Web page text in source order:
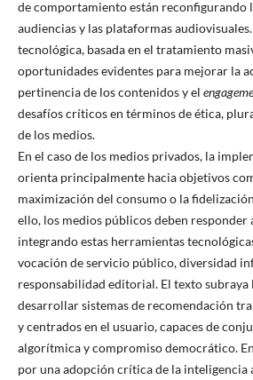
de comportamiento están reconfigurando
audiencias y las plataformas
tecnológica, basada en el tratamiento
oportunidades evidentes para mejorar la
pertinencia de los contenidos y el
desafíos críticos en términos de ética,
de los medios.
En el caso de los medios privados, la
orienta principalmente hacia objetivos
maximización del consumo o la
ello, los medios públicos deben responder
integrando estas herramientas
vocación de servicio público, diversidad
responsabilidad editorial. El texto subraya
desarrollar sistemas de recomendación
y centrados en el usuario, capaces de
algorítmica y compromiso democrático.
por una adopción crítica de la inteligencia